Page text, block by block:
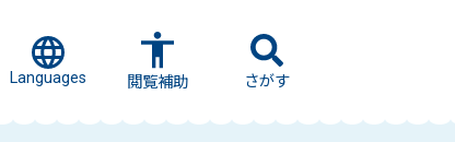
Languages 閲覧補助 さがす